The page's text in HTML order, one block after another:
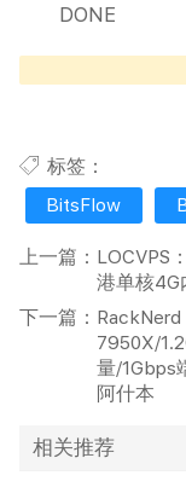
DONE
标签：
BitsFlow
上一篇： LOCVPS
港单核4G
下一篇：
7950X/
量/1Gbps
阿什本
相关推荐